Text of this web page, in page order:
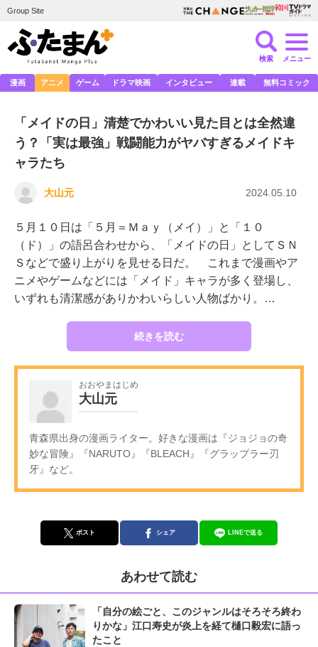
Group Site
検索 メニュー
漫画 アニメ ゲーム ドラマ映画 インタビュー 連載 無料コミック
「メイドの日」清楚でかわいい見た目とは全然違
う？「実は最強」戦闘能力がヤバすぎるメイドキ
ャラたち
大山元 2024.05.10
５月１０日は「５月＝Ｍａｙ（メイ）」と「１０
（ド）」の語呂合わせから、「メイドの日」としてＳＮ
Ｓなどで盛り上がりを見せる日だ。 これまで漫画やア
ニメやゲームなどには「メイド」キャラが多く登場し、
いずれも清潔感がありかわいらしい人物ばかり。…
続きを読む
おおやまはじめ
大山元
青森県出身の漫画ライター。好きな漫画は『ジョジョの奇
妙な冒険』『NARUTO』『BLEACH』『グラップラー刃
牙』など。
ポスト シェア LINEで送る
あわせて読む
「自分の絵ごと、このジャンルはそろそろ終わ
りかな」江口寿史が炎上を経て樋口毅宏に語っ
たこと